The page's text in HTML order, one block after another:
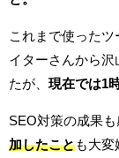
これまで使った
イターさんから
たが、 現在では1
SEO対策の成果も
加したことも大変